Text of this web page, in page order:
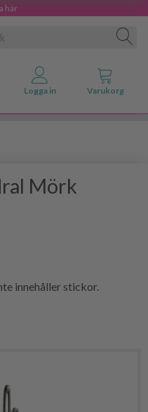
här
Mörk
innehåller stickor.